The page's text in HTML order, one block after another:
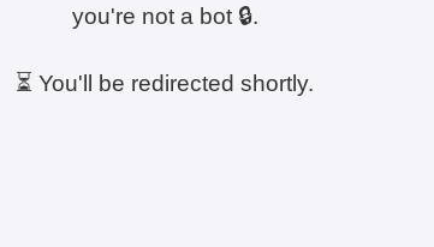
you're not a bot 🔒.
⏳ You'll be redirected shortly.